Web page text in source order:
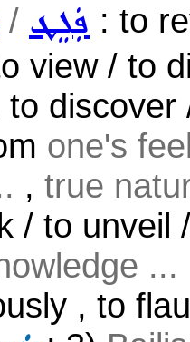
/ ܦܲܠܸܛ : to
view / to
to
one's
, true
/ to unveil
...
, to